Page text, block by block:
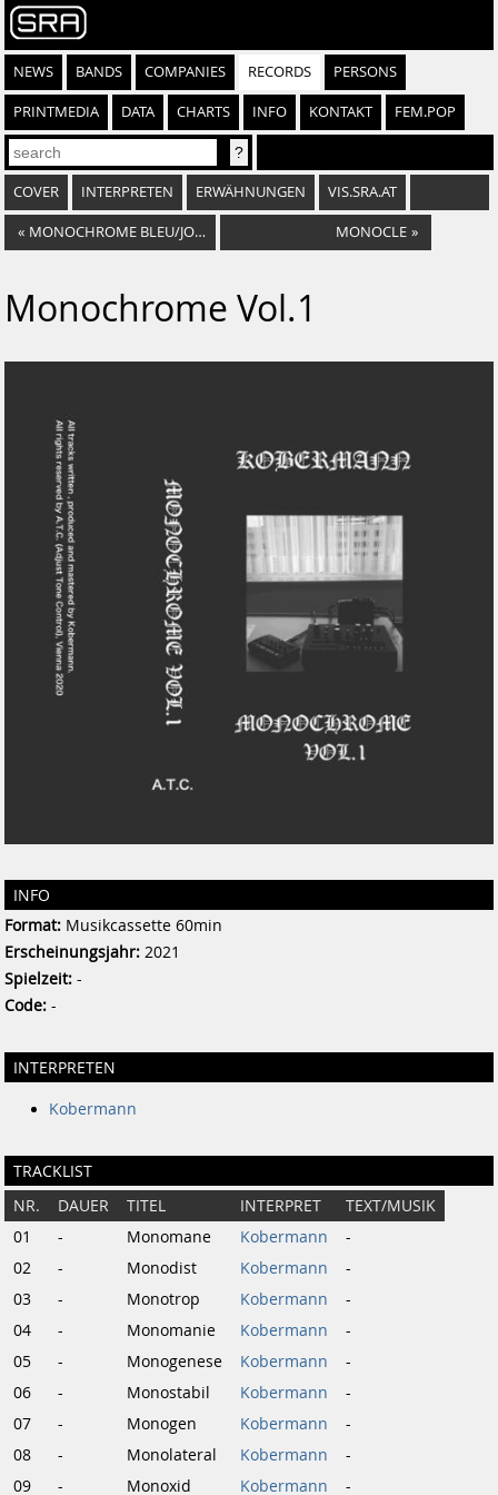
NEWS BANDS COMPANIES RECORDS PERSONS
PRINTMEDIA DATA CHARTS INFO KONTAKT FEM.POP
COVER INTERPRETEN ERWÄHNUNGEN VIS.SRA.AT
« MONOCHROME BLEU/JOSEF K. NOYCE "SPLIT-TAPE" MONOCLE »
Monochrome Vol​.​1
INFO
Format: Musikcassette 60min
Erscheinungsjahr: 2021
Spielzeit: -
Code: -
INTERPRETEN
Kobermann
TRACKLIST
NR. DAUER TITEL INTERPRET
TEXT/MUSIK
01
- Monomane Kobermann
-
02
- Monodist Kobermann
-
03
- Monotrop Kobermann
-
04
- Monomanie Kobermann
-
05
- Monogenese Kobermann
-
06
- Monostabil Kobermann
-
07
- Monogen Kobermann
-
08
- Monolateral Kobermann
-
09
- Monoxid Kobermann -